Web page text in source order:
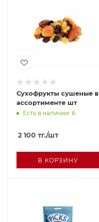
Сухофрукты сушеные в
ассортименте шт
Есть в наличии: 6
2 100 тг./шт
В КОРЗИНУ